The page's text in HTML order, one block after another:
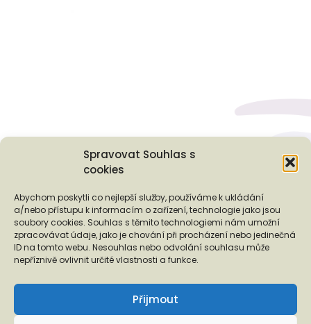
Spravovat Souhlas s
cookies
Abychom poskytli co nejlepší služby, používáme k ukládání
a/nebo přístupu k informacím o zařízení, technologie jako jsou
soubory cookies. Souhlas s těmito technologiemi nám umožní
zpracovávat údaje, jako je chování při procházení nebo jedinečná
ID na tomto webu. Nesouhlas nebo odvolání souhlasu může
nepříznivě ovlivnit určité vlastnosti a funkce.
Přijmout
Podporují nás...
❬ ❭